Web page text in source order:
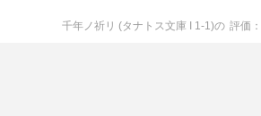
千年ノ祈リ (タナトス文庫 I 1-1)の 評価